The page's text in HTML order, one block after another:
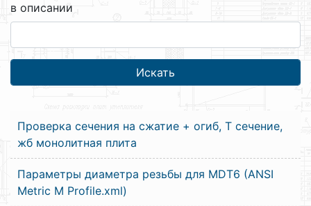
в описании
Проверка сечения на сжатие + огиб, Т сечение,
жб монолитная плита
Параметры диаметра резьбы для MDT6 (ANSI
Metric M Profile.xml)